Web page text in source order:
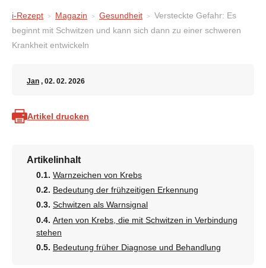
i-Rezept Magazin Gesundheit
Versteckte Gefahr: Es
beginnt mit Schwitzen und kann sich dann zu einer schweren
Krankheit entwickeln
Jan , 02. 02. 2026
Artikel drucken
Artikelinhalt
Warnzeichen von Krebs
Bedeutung der frühzeitigen Erkennung
Schwitzen als Warnsignal
Arten von Krebs, die mit Schwitzen in Verbindung
stehen
Bedeutung früher Diagnose und Behandlung